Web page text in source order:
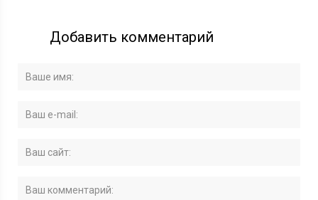
Добавить комментарий